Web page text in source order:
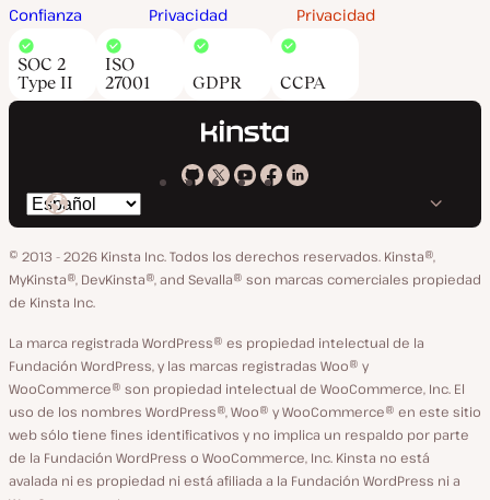
Confianza
Privacidad
Privacidad
SOC 2
Type II
ISO
27001
GDPR CCPA
Kinsta
GitHub
Kinsta
X
Kinsta
YouTube
Kinsta
Facebook
Kinsta
LinkedIn
Cambiar
idioma
© 2013 - 2026 Kinsta Inc. Todos los derechos reservados. Kinsta®,
MyKinsta®, DevKinsta®, and Sevalla® son marcas comerciales propiedad
de Kinsta Inc.
La marca registrada WordPress® es propiedad intelectual de la
Fundación WordPress, y las marcas registradas Woo® y
WooCommerce® son propiedad intelectual de WooCommerce, Inc. El
uso de los nombres WordPress®, Woo® y WooCommerce® en este sitio
web sólo tiene fines identificativos y no implica un respaldo por parte
de la Fundación WordPress o WooCommerce, Inc. Kinsta no está
avalada ni es propiedad ni está afiliada a la Fundación WordPress ni a